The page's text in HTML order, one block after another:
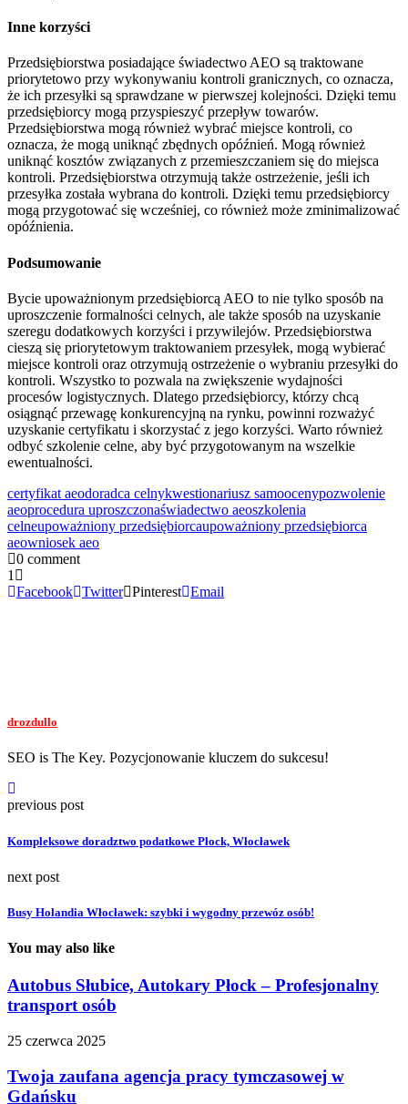
Inne korzyści
Przedsiębiorstwa posiadające świadectwo AEO są traktowane
priorytetowo przy wykonywaniu kontroli granicznych, co oznacza,
że ich przesyłki są sprawdzane w pierwszej kolejności. Dzięki temu
przedsiębiorcy mogą przyspieszyć przepływ towarów.
Przedsiębiorstwa mogą również wybrać miejsce kontroli, co
oznacza, że mogą uniknąć zbędnych opóźnień. Mogą również
uniknąć kosztów związanych z przemieszczaniem się do miejsca
kontroli. Przedsiębiorstwa otrzymują także ostrzeżenie, jeśli ich
przesyłka została wybrana do kontroli. Dzięki temu przedsiębiorcy
mogą przygotować się wcześniej, co również może zminimalizować
opóźnienia.
Podsumowanie
Bycie upoważnionym przedsiębiorcą AEO to nie tylko sposób na
uproszczenie formalności celnych, ale także sposób na uzyskanie
szeregu dodatkowych korzyści i przywilejów. Przedsiębiorstwa
cieszą się priorytetowym traktowaniem przesyłek, mogą wybierać
miejsce kontroli oraz otrzymują ostrzeżenie o wybraniu przesyłki do
kontroli. Wszystko to pozwala na zwiększenie wydajności
procesów logistycznych. Dlatego przedsiębiorcy, którzy chcą
osiągnąć przewagę konkurencyjną na rynku, powinni rozważyć
uzyskanie certyfikatu i skorzystać z jego korzyści. Warto również
odbyć szkolenie celne, aby być przygotowanym na wszelkie
ewentualności.
certyfikat aeodoradca celnykwestionariusz samoocenypozwolenie
aeoprocedura uproszczonaświadectwo aeoszkolenia
celneupoważniony przedsiębiorcaupoważniony przedsiębiorca
aeowniosek aeo
0 comment
1
Facebook Twitter Pinterest Email
drozdullo
SEO is The Key. Pozycjonowanie kluczem do sukcesu!
previous post
Kompleksowe doradztwo podatkowe Płock, Włocławek
next post
Busy Holandia Włocławek: szybki i wygodny przewóz osób!
You may also like
Autobus Słubice, Autokary Płock – Profesjonalny
transport osób
25 czerwca 2025
Twoja zaufana agencja pracy tymczasowej w
Gdańsku